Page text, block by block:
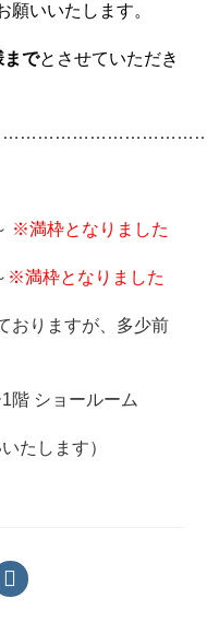
願いいたします。
までとさせていただき
※満枠となりました
※満枠となりました
おりますが、多少前
階 ショールーム
たします）